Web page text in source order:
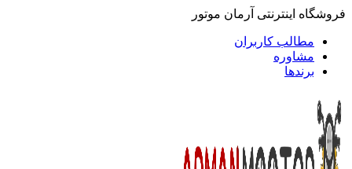
فروشگاه اینترنتی آرمان موتور
مطالب کاربران
مشاوره
برندها